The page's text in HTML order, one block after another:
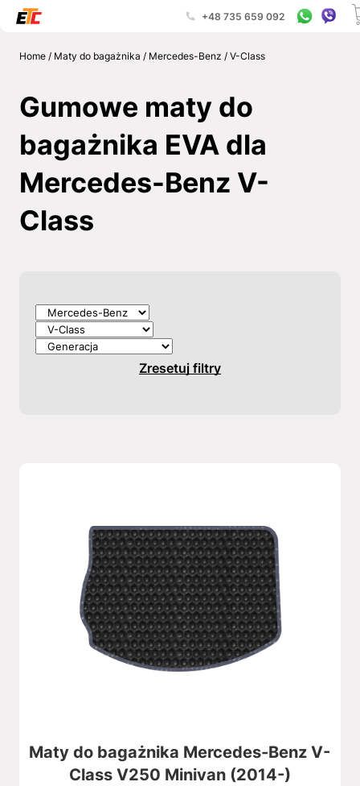
+48 735 659 092
Home/ Maty do bagażnika / Mercedes-Benz / V-Class
Gumowe maty do
bagażnika EVA dla
Mercedes-Benz V-
Class
Zresetuj filtry
Maty do bagażnika Mercedes-Benz V-
Class V250 Minivan (2014-)